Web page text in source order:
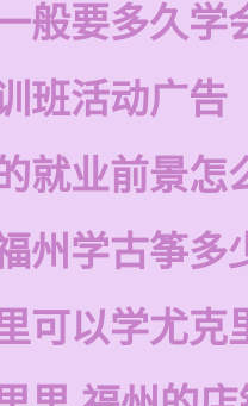
般要多久学
班活动广告
就业前景怎
州学古筝多
可以学尤克